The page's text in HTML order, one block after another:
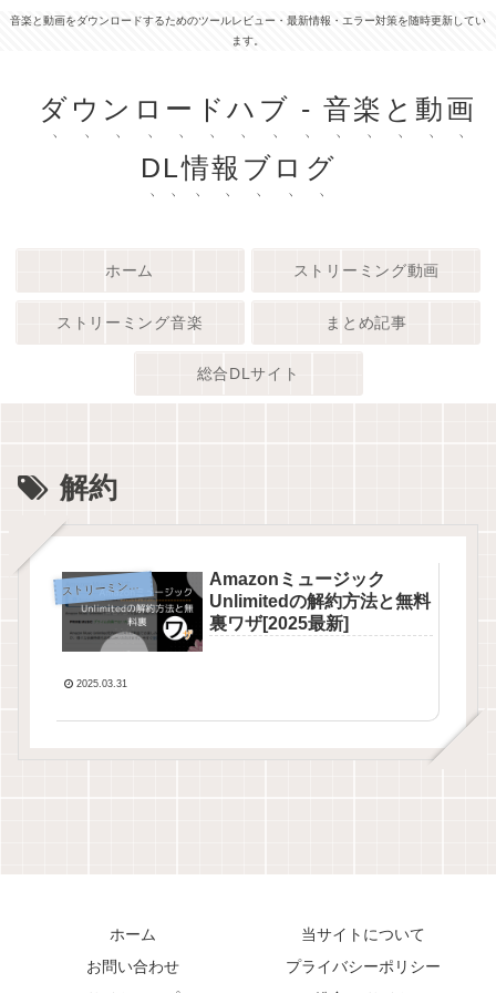
音楽と動画をダウンロードするためのツールレビュー・最新情報・エラー対策を随時更新してい
ます。
ダウンロードハブ - 音楽と動画
DL情報ブログ
ホーム ストリーミング動画
ストリーミング音楽 まとめ記事
総合DLサイト
解約
ス
トリーミング音楽
Amazonミュージック
Unlimitedの解約方法と無料
裏ワザ[2025最新]
2025.03.31
ホーム
当サイトについて
お問い合わせ
プライバシーポリシー